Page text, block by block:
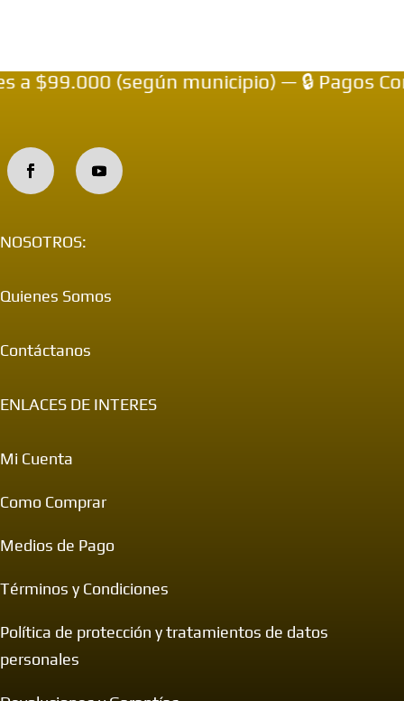
a $99.000 (según municipio) — 🔒 Pagos
NOSOTROS:
Quienes Somos
Contáctanos
ENLACES DE INTERES
Mi Cuenta
Como Comprar
Medios de Pago
Términos y Condiciones
Política de protección y tratamientos de datos
personales